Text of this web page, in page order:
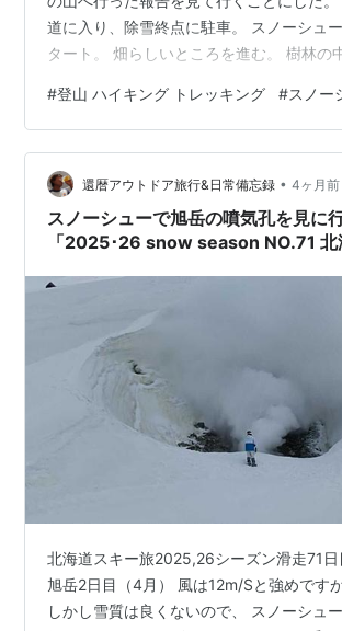
道に入り、除雪終点に駐車。 スノーシュ
タート。 畑らしいところを進む。 樹林の
樹瘤があった。 急斜面は巻いて東側の尾根
頂に向かう。 この尾根は斜度が緩く、労
着。 下りは西側の尾根から北へ向かって
らの景色が一番良かった。 目国内岳～岩内
た。 登り：４４分 下り：３９分
#登山 ハイキング トレッキング #スノー
還暦アウトドア旅行&日常備忘録 • 4ヶ月前
スノーシューで旭岳の噴気孔を見に
「2025･26 snow season NO.71 北
北海道スキー旅2025,26シーズン滑走71日
旭岳2日目（4月） 風は12m/Sと強めです
しかし雪質は良くないので、 スノーシュ